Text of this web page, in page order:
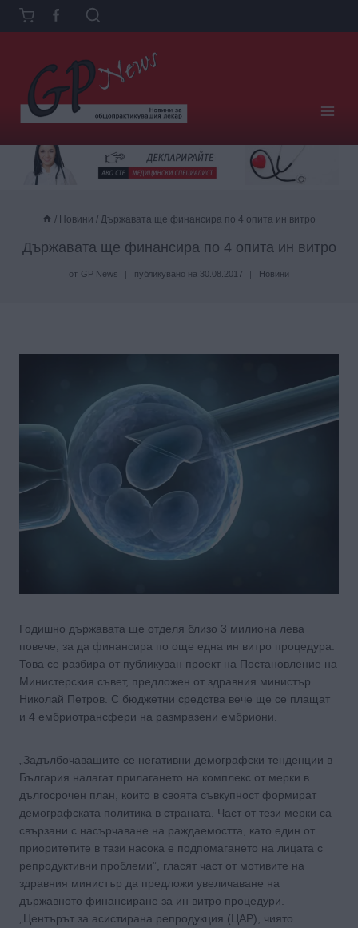
Към
съдържанието
/ Новини / Държавата ще финансира по 4 опита ин витро
Държавата ще финансира по 4 опита ин витро
от GP News публикувано на 30.08.2017 Новини
Годишно държавата ще отделя близо 3 милиона лева
повече, за да финансира по още една ин витро процедура.
Това се разбира от публикуван проект на Постановление на
Министерския съвет, предложен от здравния министър
Николай Петров. С бюджетни средства вече ще се плащат
и 4 ембриотрансфери на размразени ембриони.
„Задълбочаващите се негативни демографски тенденции в
България налагат прилагането на комплекс от мерки в
дългосрочен план, които в своята съвкупност формират
демографската политика в страната. Част от тези мерки са
свързани с насърчаване на раждаемостта, като един от
приоритетите в тази насока е подпомагането на лицата с
репродуктивни проблеми”, гласят част от мотивите на
здравния министър да предложи увеличаване на
държавното финансиране за ин витро процедури.
„Центърът за асистирана репродукция (ЦАР), чиято